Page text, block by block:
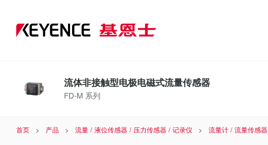
流体非接触型电极电磁式流量传感器
FD-M 系列
首页 产品 流量 / 液位传感器 / 压力传感器 / 记录仪 流量计 / 流量传感器